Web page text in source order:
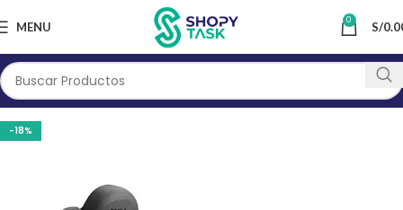
MENU 0 S/
-18%